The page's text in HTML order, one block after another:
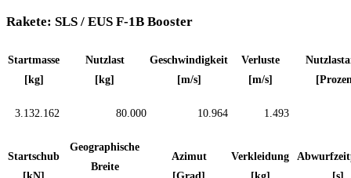
Rakete: SLS / EUS F-1B Booster
Startmasse
[kg]
Nutzlast
[kg]
Geschwindigkeit
[m/s]
Verluste
[m/s]
3.132.162 80.000 10.964 1.493
Startschub
Geographische
Breite
Azimut
Verkleidung